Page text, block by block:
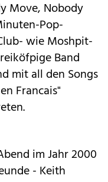
Move, Nobody
Pop-
wie Moshpit-
Band
mit all den Songs
Francais"
im Jahr 2000
- Keith